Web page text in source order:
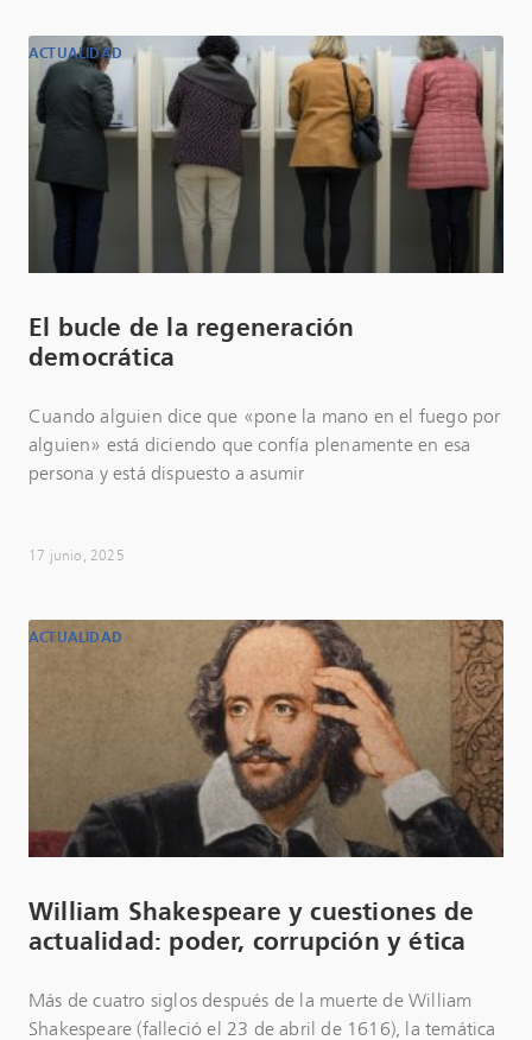
ACTUALIDAD
El bucle de la regeneración
democrática
Cuando alguien dice que «pone la mano en el fuego por
alguien» está diciendo que confía plenamente en esa
persona y está dispuesto a asumir
17 junio, 2025
ACTUALIDAD
William Shakespeare y cuestiones de
actualidad: poder, corrupción y ética
Más de cuatro siglos después de la muerte de William
Shakespeare (falleció el 23 de abril de 1616), la temática